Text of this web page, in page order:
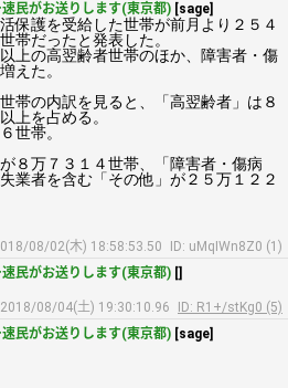
民がお送りします(東京都) [sage]
保護を受給した世帯が前月より２５４
帯だったと発表した。
上の高翌齢者世帯のほか、障害者・傷
えた。
帯の内訳を見ると、「高翌齢者」は８
上を占める。
世帯。
８万７３１４世帯、「障害者・傷病
業者を含む「その他」が２５万１２２
08/02(木) 18:58:53.50
ID: uMqIWn8Z0 (1)
民がお送りします(東京都) []
2018/08/04(土) 19:30:10.96
ID: R1+/stKg0 (5)
民がお送りします(東京都) [sage]